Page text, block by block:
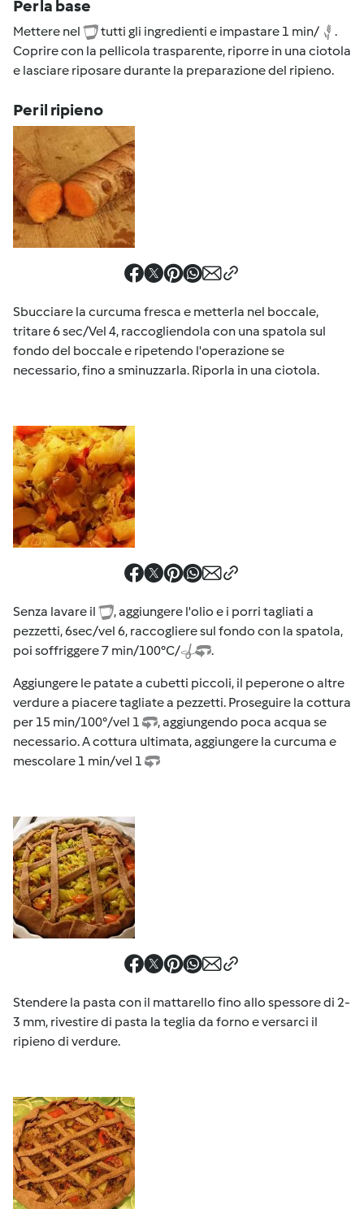
Per la base
Mettere nel tutti gli ingredienti e impastare 1 min/
.
Coprire con la pellicola trasparente, riporre in una ciotola
e lasciare riposare durante la preparazione del ripieno.
Per il ripieno
Sbucciare la curcuma fresca e metterla nel boccale,
tritare 6 sec/Vel 4, raccogliendola con una spatola sul
fondo del boccale e ripetendo l'operazione se
necessario, fino a sminuzzarla. Riporla in una ciotola.
Senza lavare il
, aggiungere l'olio e i porri tagliati a
pezzetti, 6sec/vel 6, raccogliere sul fondo con la spatola,
poi soffriggere 7 min/100°C/
.
Aggiungere le patate a cubetti piccoli, il peperone o altre
verdure a piacere tagliate a pezzetti. Proseguire la cottura
per 15 min/100°/vel 1
, aggiungendo poca acqua se
necessario. A cottura ultimata, aggiungere la curcuma e
mescolare 1 min/vel 1
Stendere la pasta con il mattarello fino allo spessore di 2-
3 mm, rivestire di pasta la teglia da forno e versarci il
ripieno di verdure.